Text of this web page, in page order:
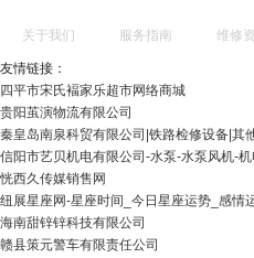
关于我们 服务指南 维修
友情链接：
四平市宋氏褔家乐超市网络商城
贵阳茧演物流有限公司
秦皇岛南泉科贸有限公司|铁路检修设备|其
信阳市艺贝机电有限公司-水泵-水泵风机-
恍西久传媒销售网
纽展星座网-星座时间_今日星座运势_感情
海南甜锌锌科技有限公司
赣县策元警车有限责任公司